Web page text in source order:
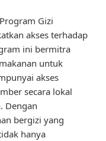
Gizi
akses terhadap
ini bermitra
untuk
akses
secara lokal
Dengan
bergizi yang
hanya